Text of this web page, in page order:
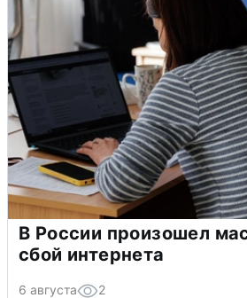
В России произошел
сбой интернета
6 августа 2